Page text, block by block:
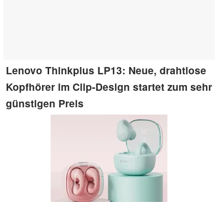
Lenovo Thinkplus LP13: Neue, drahtlose
Kopfhörer im Clip-Design startet zum sehr
günstigen Preis